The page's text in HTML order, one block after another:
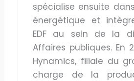
spécialise ensuite
énergétique et
EDF au sein de la
Affaires publiques. En
Hynamics, filiale du
charge de la